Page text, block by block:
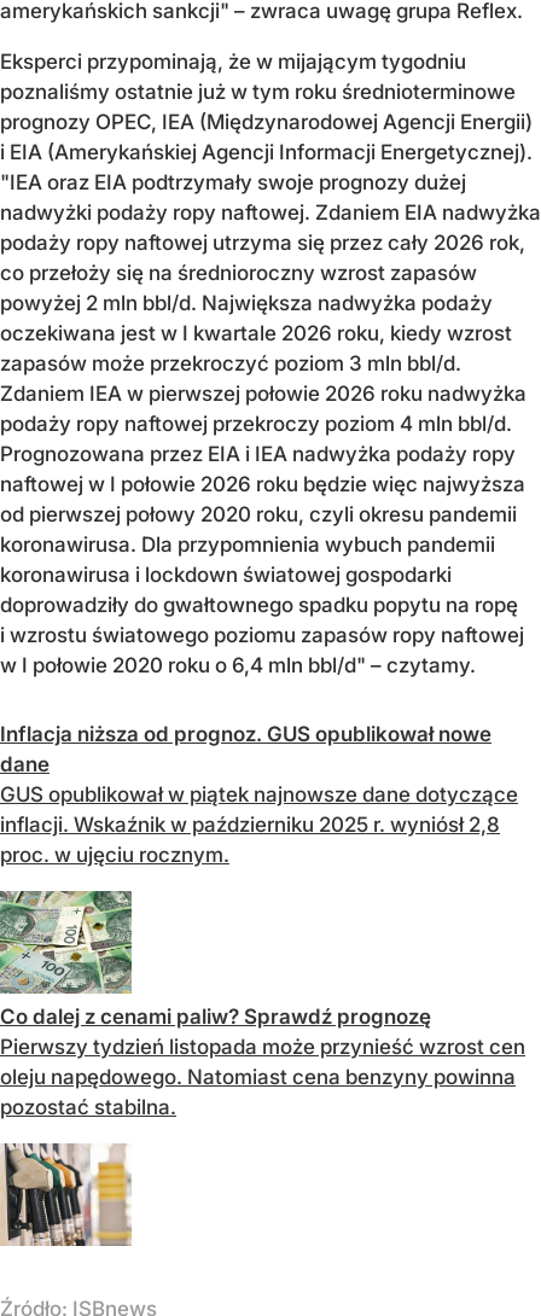
amerykańskich sankcji" – zwraca uwagę grupa Reflex.
Eksperci przypominają, że w mijającym tygodniu
poznaliśmy ostatnie już w tym roku średnioterminowe
prognozy OPEC, IEA (Międzynarodowej Agencji Energii)
i EIA (Amerykańskiej Agencji Informacji Energetycznej).
"IEA oraz EIA podtrzymały swoje prognozy dużej
nadwyżki podaży ropy naftowej. Zdaniem EIA nadwyżka
podaży ropy naftowej utrzyma się przez cały 2026 rok,
co przełoży się na średnioroczny wzrost zapasów
powyżej 2 mln bbl/d. Największa nadwyżka podaży
oczekiwana jest w I kwartale 2026 roku, kiedy wzrost
zapasów może przekroczyć poziom 3 mln bbl/d.
Zdaniem IEA w pierwszej połowie 2026 roku nadwyżka
podaży ropy naftowej przekroczy poziom 4 mln bbl/d.
Prognozowana przez EIA i IEA nadwyżka podaży ropy
naftowej w I połowie 2026 roku będzie więc najwyższa
od pierwszej połowy 2020 roku, czyli okresu pandemii
koronawirusa. Dla przypomnienia wybuch pandemii
koronawirusa i lockdown światowej gospodarki
doprowadziły do gwałtownego spadku popytu na ropę
i wzrostu światowego poziomu zapasów ropy naftowej
w I połowie 2020 roku o 6,4 mln bbl/d" – czytamy.
Inflacja niższa od prognoz. GUS opublikował nowe
dane
GUS opublikował w piątek najnowsze dane dotyczące
inflacji. Wskaźnik w październiku 2025 r. wyniósł 2,8
proc. w ujęciu rocznym.
Co dalej z cenami paliw? Sprawdź prognozę
Pierwszy tydzień listopada może przynieść wzrost cen
oleju napędowego. Natomiast cena benzyny powinna
pozostać stabilna.
Źródło: ISBnews